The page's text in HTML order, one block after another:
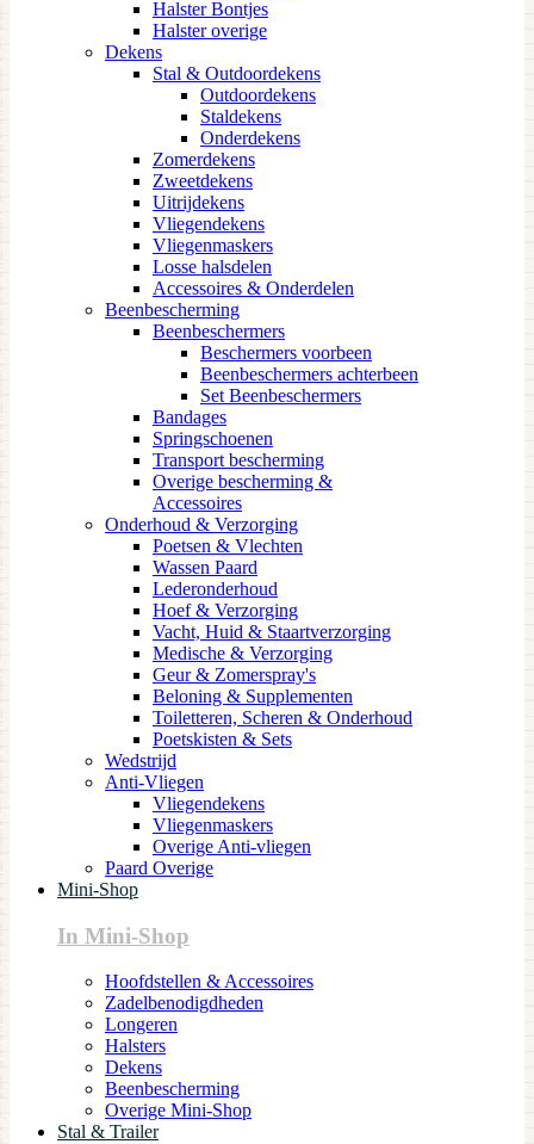
Halster Bontjes
Halster overige
Dekens
Stal & Outdoordekens
Outdoordekens
Staldekens
Onderdekens
Zomerdekens
Zweetdekens
Uitrijdekens
Vliegendekens
Vliegenmaskers
Losse halsdelen
Accessoires & Onderdelen
Beenbescherming
Beenbeschermers
Beschermers voorbeen
Beenbeschermers achterbeen
Set Beenbeschermers
Bandages
Springschoenen
Transport bescherming
Overige bescherming &
Accessoires
Onderhoud & Verzorging
Poetsen & Vlechten
Wassen Paard
Lederonderhoud
Hoef & Verzorging
Vacht, Huid & Staartverzorging
Medische & Verzorging
Geur & Zomerspray's
Beloning & Supplementen
Toiletteren, Scheren & Onderhoud
Poetskisten & Sets
Wedstrijd
Anti-Vliegen
Vliegendekens
Vliegenmaskers
Overige Anti-vliegen
Paard Overige
Mini-Shop
In Mini-Shop
Hoofdstellen & Accessoires
Zadelbenodigdheden
Longeren
Halsters
Dekens
Beenbescherming
Overige Mini-Shop
Stal & Trailer